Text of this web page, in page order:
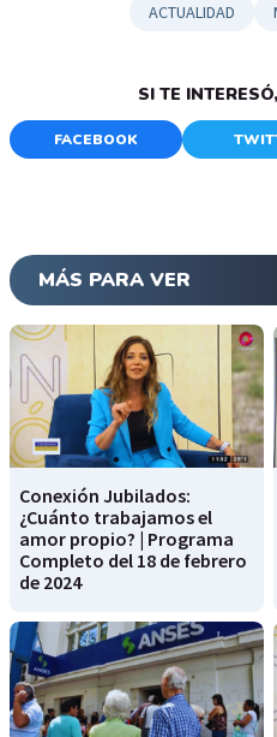
ACTUALIDAD
SI TE
FACEBOOK
MÁS PARA VER
Conexión Jubilados:
¿Cuánto trabajamos el
amor propio? | Programa
Completo del 18 de febrero
de 2024